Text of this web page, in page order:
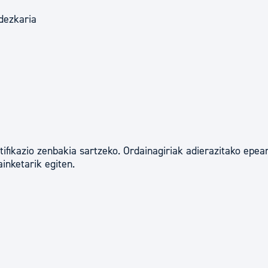
zenbakia sartzeko. Ordainagiriak adierazitako
egiten.